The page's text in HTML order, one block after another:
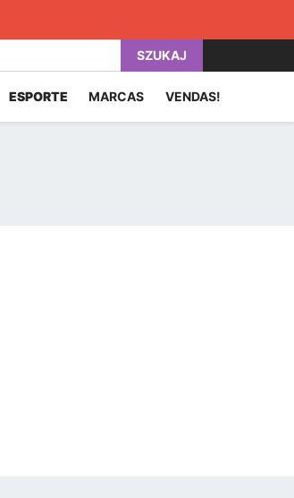
SZUKAJ
ESPORTE MARCAS VENDAS!